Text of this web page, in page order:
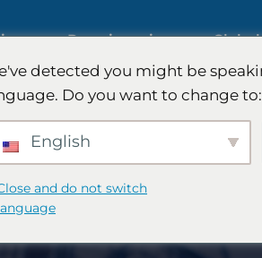
Rozwiązania
Badania
detected you might be
Do you want to change to:
English
and do not switch